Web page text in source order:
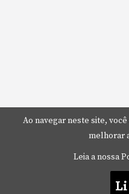
Ao navegar neste site,
melhorar
Leia a nossa
Li